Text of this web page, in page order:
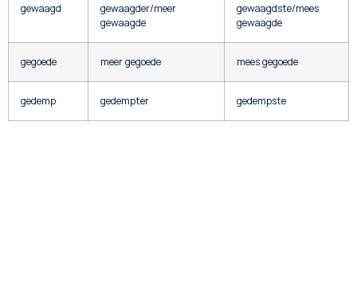
gewaagd
gewaagder/meer
gewaagde
gewaagdste/mees
gewaagde
gegoede meer gegoede mees gegoede
gedemp gedempter gedempste